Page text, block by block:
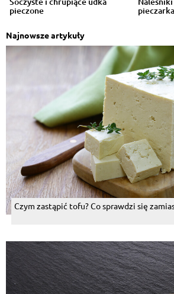
pieczone
Najnowsze artykuły
Czym zastąpić tofu? Co sprawdzi się